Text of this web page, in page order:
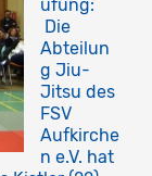
üfung:
Die
Abteilun
g Jiu-
Jitsu des
FSV
Aufkirche
n e.V. hat